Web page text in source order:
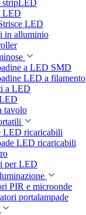
stripLED
LED
LED
in alluminio
a LED SMD
LED a filamento
a LED
tavolo
LED ricaricabili
LED ricaricabili
per LED
PIR e microonde
portalampade